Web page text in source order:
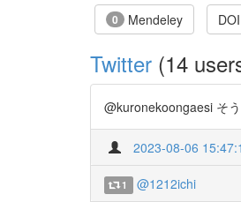
0 Mendeley
Twitter (14
@kuronekoongaesi そ
2023-08-06
1 @1212ichi